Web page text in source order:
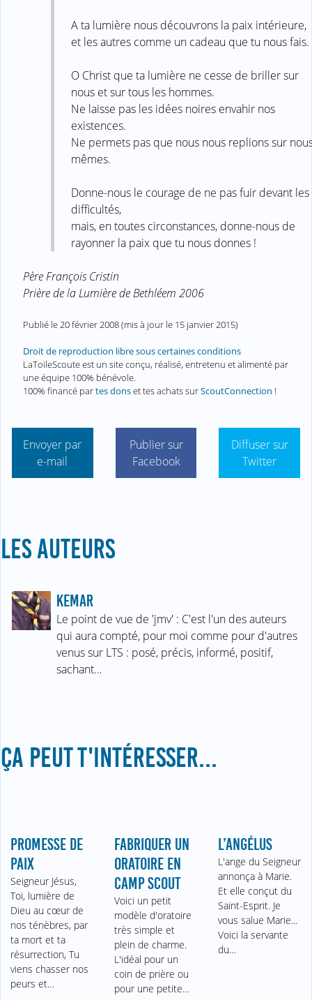
A ta lumière nous découvrons la paix intérieure,
et les autres comme un cadeau que tu nous fais.
O Christ que ta lumière ne cesse de briller sur
nous et sur tous les hommes.
Ne laisse pas les idées noires envahir nos
existences.
Ne permets pas que nous nous replions sur
mêmes.
Donne-nous le courage de ne pas fuir devant les
difficultés,
mais, en toutes circonstances, donne-nous de
rayonner la paix que tu nous donnes !
Père François Cristin
Prière de la Lumière de Bethléem 2006
Publié le20 février 2008(mis à jour le 15 janvier 2015)
Droit de reproduction libre sous certaines conditions
LaToileScoute est un site conçu, réalisé, entretenu et alimenté par
une équipe 100% bénévole.
100% financé partes donset tes achats surScoutConnection !
Envoyer par
e-mail
Publier sur
Facebook
Diffuser sur
Twitter
LES AUTEURS
KEMAR
Le point de vue de 'jmv' : C'est l'un des auteurs
qui aura compté, pour moi comme pour d'autres
venus sur LTS : posé, précis, informé, positif,
sachant…
ÇA PEUT T'INTÉRESSER...
PROMESSE DE
PAIX
Seigneur Jésus,
Toi, lumière de
Dieu au cœur de
nos ténèbres, par
ta mort et ta
résurrection, Tu
viens chasser nos
peurs et…
FABRIQUER UN
ORATOIRE EN
CAMP SCOUT
Voici un petit
modèle d'oratoire
très simple et
plein de charme.
L'idéal pour un
coin de prière ou
pour une petite…
L’ANGÉLUS
L'ange du Seigneur
annonça à Marie.
Et elle conçut du
Saint-Esprit. Je
vous salue Marie...
Voici la servante
du…